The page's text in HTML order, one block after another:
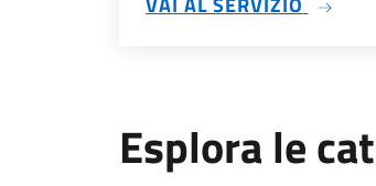
Esplora le